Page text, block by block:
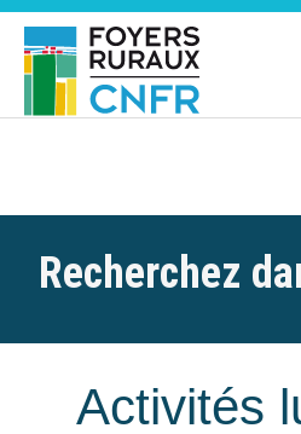
Recherchez
Activités